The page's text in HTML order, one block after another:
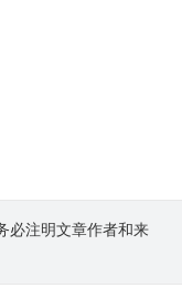
必注明文章作者和来